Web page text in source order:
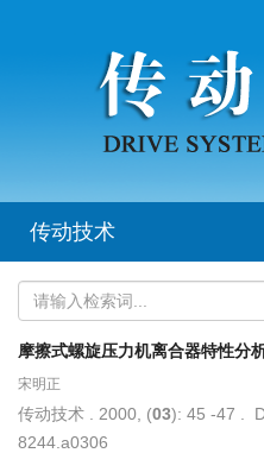
传动技术
摩擦式螺旋压力机离合器特性分
宋明正
传动技术 . 2000, (03): 45 -47 .
8244.a0306